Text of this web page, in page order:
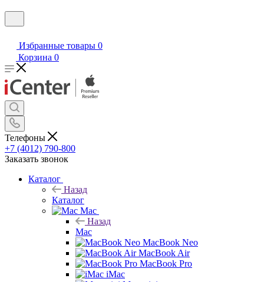
Избранные товары 0
Корзина 0
Телефоны
+7 (4012) 790-800
Заказать звонок
Каталог
Назад
Каталог
Mac
Назад
Mac
MacBook Neo
MacBook Air
MacBook Pro
iMac